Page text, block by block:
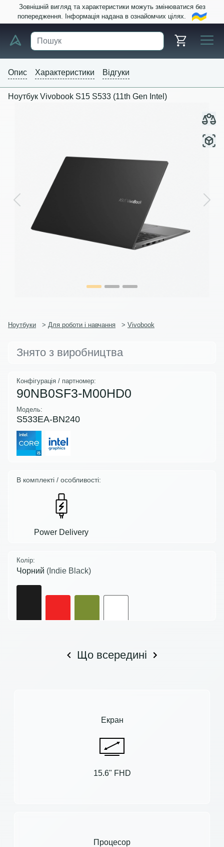
Зовнішній вигляд та характеристики можуть змінюватися без
попередження. Інформація надана в ознайомчих цілях.
Опис Характеристики Відгуки
Ноутбук Vivobook S15 S533 (11th Gen Intel)
Previous Next
Ноутбуки > Для роботи і навчання > Vivobook
Знято з виробництва
Конфігурація / партномер:
90NB0SF3-M00HD0
Модель:
S533EA-BN240
В комплекті / особливості:
Power Delivery
Колір:
Чорний (Indie Black)
Що всередині
Екран
15.6" FHD
Процесор